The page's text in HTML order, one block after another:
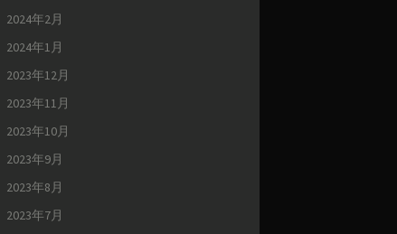
2024年2月
2024年1月
2023年12月
2023年11月
2023年10月
2023年9月
2023年8月
2023年7月